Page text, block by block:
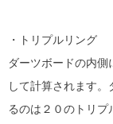
・トリプルリング
ダーツボードの内側
して計算されます
るのは２０のトリ